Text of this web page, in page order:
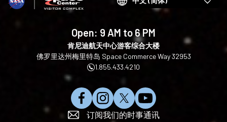
Choose
language
Open: 9 AM to 6 PM
肯尼迪航天中心游客综合大楼
佛罗里达州梅里特岛 Space Commerce Way 32953
1.855.433.4210
在
在
I
在
X
订
阅
订阅我们的时事通讯